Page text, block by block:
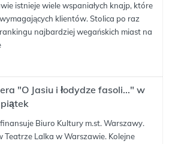
istnieje wiele wspaniałych knajp, które
klientów. Stolica po raz
najbardziej wegańskich miast na
"O Jasiu i łodydze fasoli..." w
Biuro Kultury m.st. Warszawy.
Teatrze Lalka w Warszawie. Kolejne